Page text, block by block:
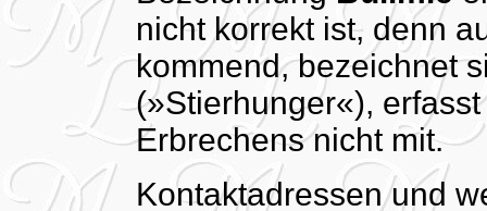
nicht korrekt ist, denn
kommend, bezeichnet
(»Stierhunger«),
Erbrechens nicht mit.
Kontaktadressen und